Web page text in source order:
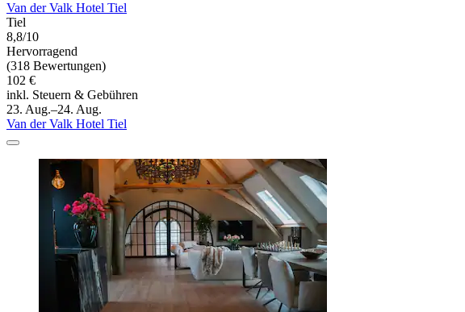
Van der Valk Hotel Tiel
Tiel
8,8/10
Hervorragend
(318 Bewertungen)
102 €
inkl. Steuern & Gebühren
23. Aug.–24. Aug.
Van der Valk Hotel Tiel